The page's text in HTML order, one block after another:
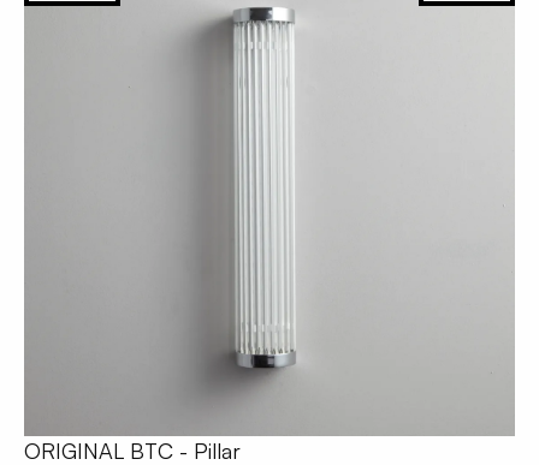
ORIGINAL BTC - Pillar